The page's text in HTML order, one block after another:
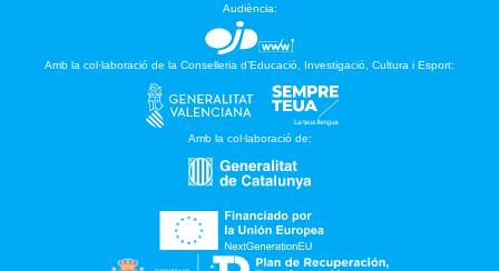
Audiència:
Amb la col·laboració de la Conselleria d’Educació, Investigació, Cultura i Esport:
Amb la col·laboració de: